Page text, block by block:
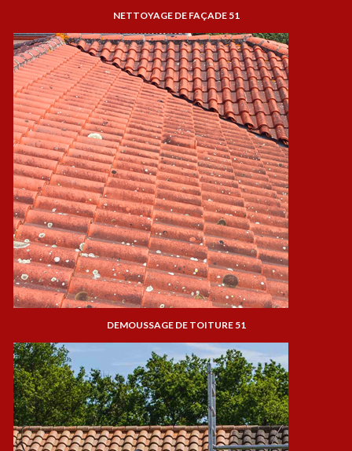
NETTOYAGE DE FAÇADE 51
DEMOUSSAGE DE TOITURE 51